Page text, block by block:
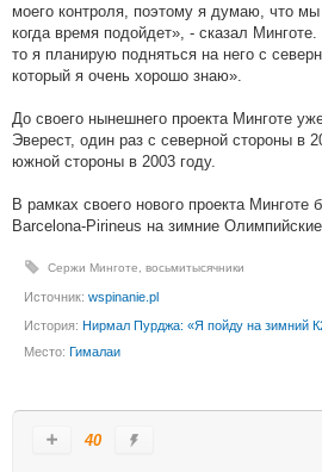
моего контроля, поэтому я думаю, что
когда время подойдет», - сказал Минготе.
то я планирую подняться на него с
который я очень хорошо знаю».
До своего нынешнего проекта Минготе
Эверест, один раз с северной стороны в
южной стороны в 2003 году.
В рамках своего нового проекта Минготе
Barcelona-Pirineus на зимние Олимпийские
Сержи Минготе восьмитысячники
Источник: wspinanie.pl
История: Нирмал Пурджа: «Я пойду на зимний
Место: Гималаи
40